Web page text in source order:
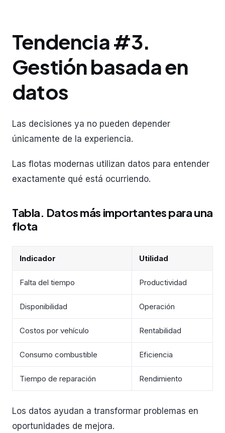
Tendencia #3.
Gestión basada en
datos
Las decisiones ya no pueden depender
únicamente de la experiencia.
Las flotas modernas utilizan datos para entender
exactamente qué está ocurriendo.
Tabla. Datos más importantes para una
flota
Indicador Utilidad
Falta del tiempo Productividad
Disponibilidad Operación
Costos por vehículo Rentabilidad
Consumo combustible Eficiencia
Tiempo de reparación Rendimiento
Los datos ayudan a transformar problemas en
oportunidades de mejora.